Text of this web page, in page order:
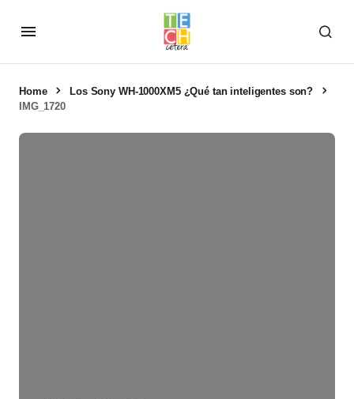
Home
Los Sony WH-1000XM5 ¿Qué tan inteligentes son?
IMG_1720